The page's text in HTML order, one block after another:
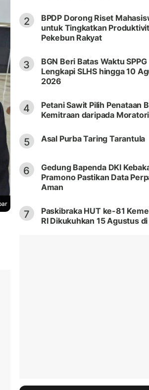
2
BPDP Dorong Riset
untuk Tingkatkan
Pekebun Rakyat
3
BGN Beri Batas Waktu SPPG
Lengkapi SLHS hingga 10
2026
4
Petani Sawit Pilih Penataan
Kemitraan daripada
5 Asal Purba Taring Tarantula
6
Gedung Bapenda DKI
Pramono Pastikan Data
Aman
7
Paskibraka HUT ke-81
RI Dikukuhkan 15 Agustus